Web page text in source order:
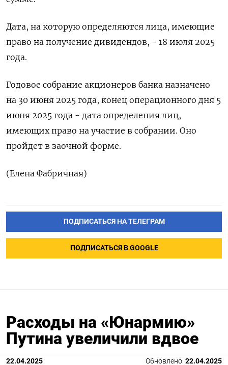
Дата, на которую определяются лица, имеющие
право на получение дивидендов, - 18 июля 2025
года.
Годовое собрание акционеров банка назначено
на 30 июня 2025 года, конец операционного дня 5
июня 2025 года - дата определения лиц,
имеющих право на участие в собрании. Оно
пройдет в заочной форме.
(Елена Фабричная)
ПОДПИСАТЬСЯ НА ТЕЛЕГРАМ
ПОДПИСАТЬСЯ В GOOGLE
Расходы на «Юнармию»
Путина увеличили вдвое
22.04.2025 Обновлено: 22.04.2025